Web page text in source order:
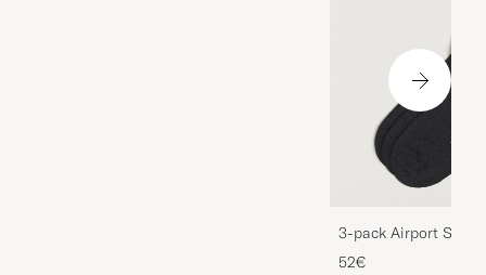
3-pack Airport
Melange
52€